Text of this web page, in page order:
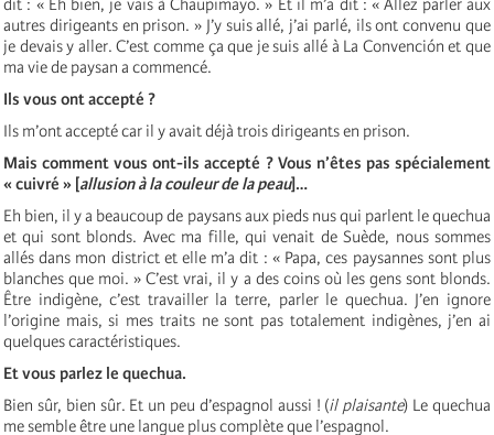
dit : « Eh bien, je vais à Chaupimayo. » Et il m’a dit : « Allez parler aux
autres dirigeants en prison. » J’y suis allé, j’ai parlé, ils ont convenu que
je devais y aller. C’est comme ça que je suis allé à La Convención et que
ma vie de paysan a commencé.
Ils vous ont accepté ?
Ils m’ont accepté car il y avait déjà trois dirigeants en prison.
Mais comment vous ont-ils accepté ? Vous n’êtes pas spécialement
« cuivré » [allusion à la couleur de la peau]…
Eh bien, il y a beaucoup de paysans aux pieds nus qui parlent le quechua
et qui sont blonds. Avec ma fille, qui venait de Suède, nous sommes
allés dans mon district et elle m’a dit : « Papa, ces paysannes sont plus
blanches que moi. » C’est vrai, il y a des coins où les gens sont blonds.
Être indigène, c’est travailler la terre, parler le quechua. J’en ignore
l’origine mais, si mes traits ne sont pas totalement indigènes, j’en ai
quelques caractéristiques.
Et vous parlez le quechua.
Bien sûr, bien sûr. Et un peu d’espagnol aussi ! (il plaisante) Le quechua
me semble être une langue plus complète que l’espagnol.